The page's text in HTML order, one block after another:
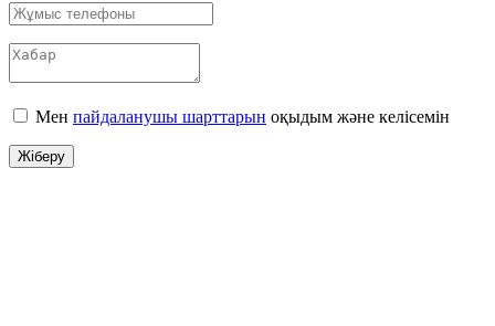
Мен пайдаланушы шарттарын оқыдым және келісемін
Жіберу